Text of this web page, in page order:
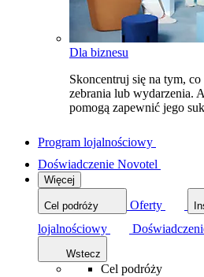
Dla biznesu
Skoncentruj się na tym,
zebrania lub wydarzenia.
pomogą zapewnić jego
Program lojalnościowy
Doświadczenie Novotel
Więcej
Cel podróży Oferty
lojalnościowy
Wstecz
Cel podróży